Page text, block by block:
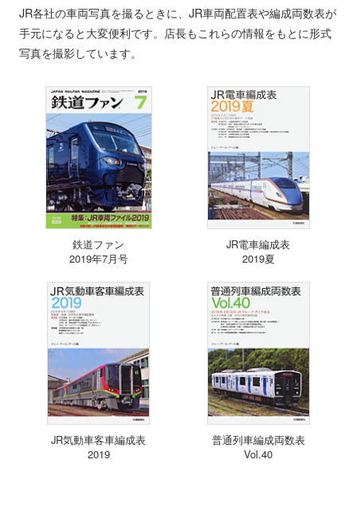
JR各社の車両写真を撮るときに、JR車両配置表や編成両数表が
手元になると大変便利です。店長もこれらの情報をもとに形式
写真を撮影しています。
鉄道ファン
2019年7月号
JR電車編成表
2019夏
JR気動車客車編成表
2019
普通列車編成両数表
Vol.40